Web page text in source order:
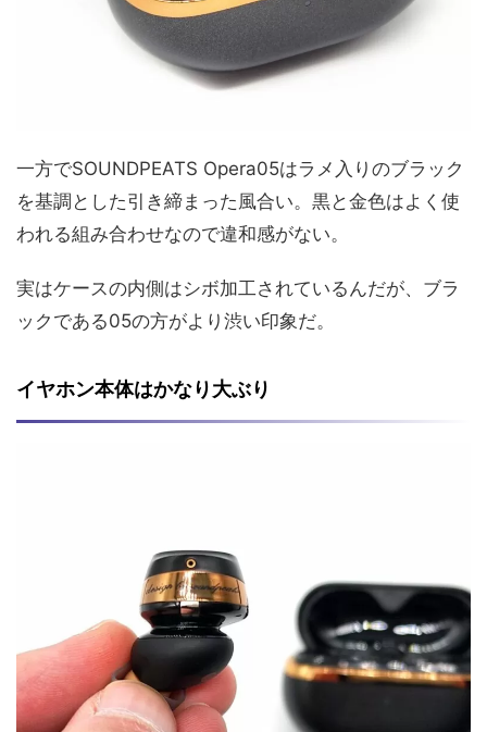
一方でSOUNDPEATS Opera05はラメ入りのブラック
を基調とした引き締まった風合い。黒と金色はよく使
われる組み合わせなので違和感がない。
実はケースの内側はシボ加工されているんだが、ブラ
ックである05の方がより渋い印象だ。
イヤホン本体はかなり大ぶり